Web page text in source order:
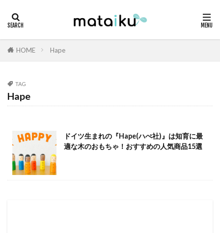
HOME Hape
TAG
Hape
ドイツ生まれの『Hape(ハぺ社)』は知育に最
適な木のおもちゃ！おすすめの人気商品15選